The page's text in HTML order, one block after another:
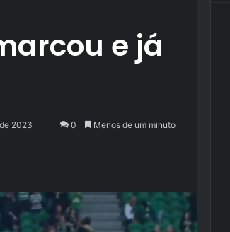
e já
2023 0 Menos de um minuto